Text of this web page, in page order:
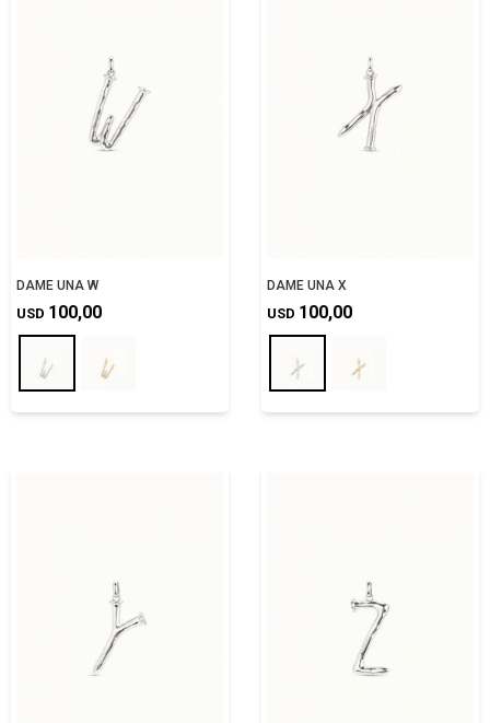
DAME UNA W
USD 100,00
DAME UNA X
USD 100,00